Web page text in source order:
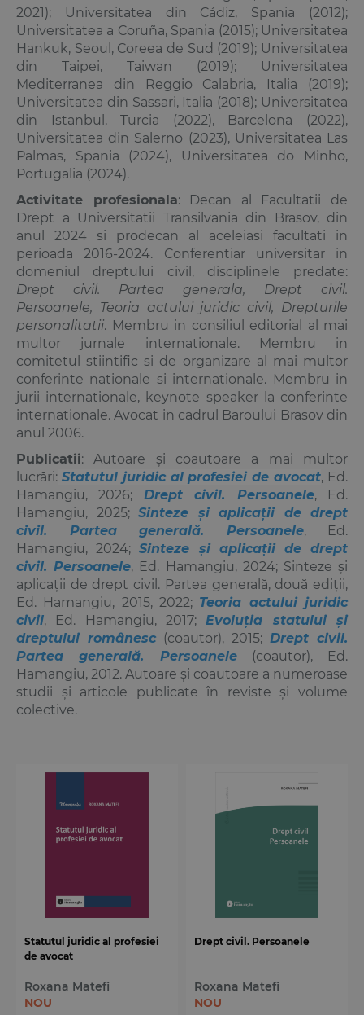
2021); Universitatea din Cádiz, Spania (2012);
Universitatea a Coruña, Spania (2015); Universitatea
Hankuk, Seoul, Coreea de Sud (2019); Universitatea
din Taipei, Taiwan (2019); Universitatea
Mediterranea din Reggio Calabria, Italia (2019);
Universitatea din Sassari, Italia (2018); Universitatea
din Istanbul, Turcia (2022), Barcelona (2022),
Universitatea din Salerno (2023), Universitatea Las
Palmas, Spania (2024), Universitatea do Minho,
Portugalia (2024).
Activitate profesionala: Decan al Facultatii de
Drept a Universitatii Transilvania din Brasov, din
anul 2024 si prodecan al aceleiasi facultati in
perioada 2016-2024. Conferentiar universitar in
domeniul dreptului civil, disciplinele predate:
Drept civil. Partea generala, Drept civil.
Persoanele, Teoria actului juridic civil, Drepturile
personalitatii. Membru in consiliul editorial al mai
multor jurnale internationale. Membru in
comitetul stiintific si de organizare al mai multor
conferinte nationale si internationale. Membru in
jurii internationale, keynote speaker la conferinte
internationale. Avocat in cadrul Baroului Brasov din
anul 2006.
Publicatii: Autoare și coautoare a mai multor
lucrări: Statutul juridic al profesiei de avocat, Ed.
Hamangiu, 2026; Drept civil. Persoanele, Ed.
Hamangiu, 2025; Sinteze și aplicații de drept
civil. Partea generală. Persoanele, Ed.
Hamangiu, 2024;Sinteze și aplicații de drept
civil. Persoanele, Ed. Hamangiu, 2024; Sinteze și
aplicații de drept civil. Partea generală, două ediții,
Ed. Hamangiu, 2015, 2022; Teoria actului juridic
civil, Ed. Hamangiu, 2017;Evoluția statului și
dreptului românesc (coautor), 2015; Drept civil.
Partea generală. Persoanele(coautor), Ed.
Hamangiu, 2012. Autoare și coautoare a numeroase
studii și articole publicate în reviste și volume
colective.
Statutul juridic al profesiei
de avocat
Roxana Matefi
NOU
Drept civil. Persoanele
Roxana Matefi
NOU